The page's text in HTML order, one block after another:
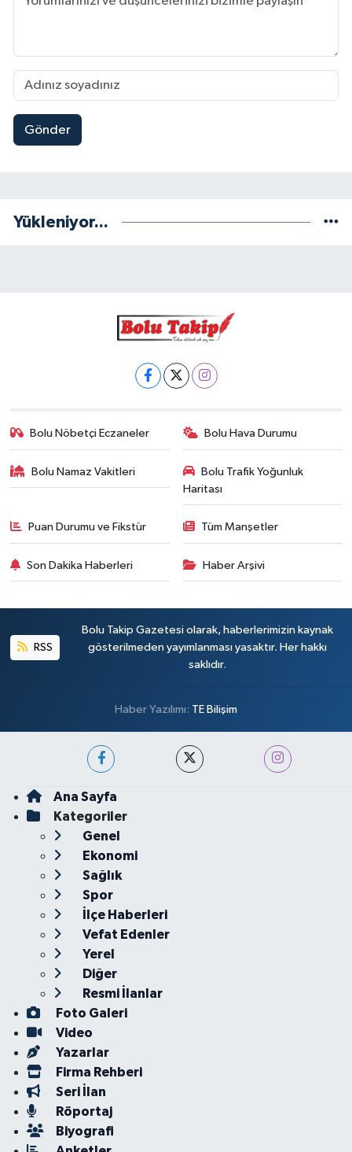
Gönder
Yükleniyor...
Bolu Nöbetçi Eczaneler Bolu Hava Durumu
Bolu Namaz Vakitleri
Bolu Trafik Yoğunluk
Haritası
Puan Durumu ve Fikstür Tüm Manşetler
Son Dakika Haberleri Haber Arşivi
RSS
Bolu Takip Gazetesi olarak, haberlerimizin kaynak
gösterilmeden yayımlanması yasaktır. Her hakkı
saklıdır.
Haber Yazılımı: TE Bilişim
Ana Sayfa
Kategoriler
Genel
Ekonomi
Sağlık
Spor
İlçe Haberleri
Vefat Edenler
Yerel
Diğer
Resmi İlanlar
Foto Galeri
Video
Yazarlar
Firma Rehberi
Seri İlan
Röportaj
Biyografi